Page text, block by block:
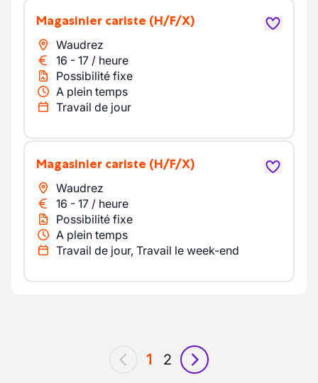
Magasinier cariste (H/F/X)
Waudrez
16 - 17 / heure
Possibilité fixe
A plein temps
Travail de jour
Magasinier cariste (H/F/X)
Waudrez
16 - 17 / heure
Possibilité fixe
A plein temps
Travail de jour, Travail le week-end
précédent
1 2
suivant